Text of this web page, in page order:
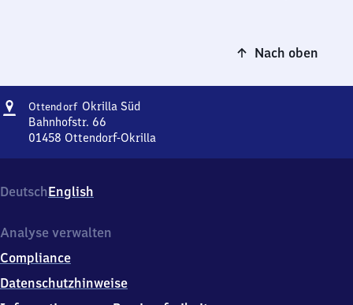
Nach oben
Adresse
Ottendorf Okrilla SüdOttendorf-
Süd
Bahnhofstr. 66
01458 Ottendorf-Okrilla
Süd,
Bahnhofstr.
0
4
5
DeutschEnglish
Analyse verwalten
Compliance
Datenschutzhinweise